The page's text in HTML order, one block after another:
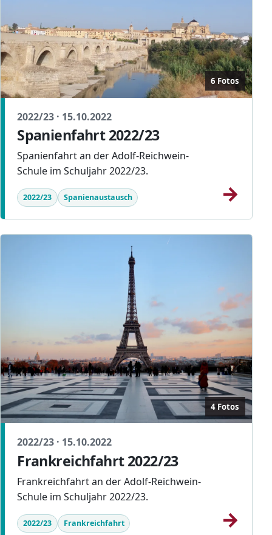
6 Fotos
2022/23 · 15.10.2022
Spanienfahrt 2022/23
Spanienfahrt an der Adolf-Reichwein-
Schule im Schuljahr 2022/23.
2022/23 Spanienaustausch →
4 Fotos
2022/23 · 15.10.2022
Frankreichfahrt 2022/23
Frankreichfahrt an der Adolf-Reichwein-
Schule im Schuljahr 2022/23.
2022/23 Frankreichfahrt →